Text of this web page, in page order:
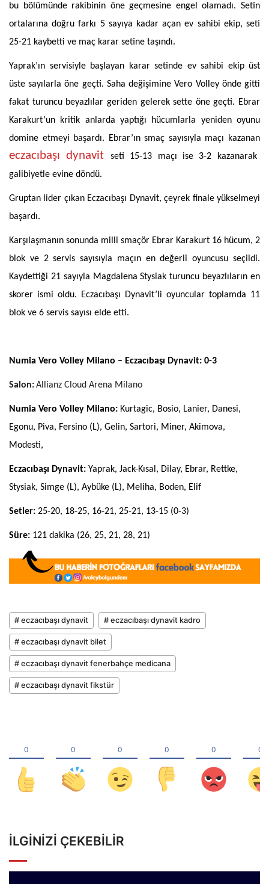
bu bölümünde rakibinin öne geçmesine engel olamadı. Setin
ortalarına doğru farkı 5 sayıya kadar açan ev sahibi ekip, seti
25-21 kaybetti ve maç karar setine taşındı.
Yaprak’ın servisiyle başlayan karar setinde ev sahibi ekip üst
üste sayılarla öne geçti. Saha değişimine Vero Volley önde gitti
fakat turuncu beyazlılar geriden gelerek sette öne geçti. Ebrar
Karakurt’un kritik anlarda yaptığı hücumlarla yeniden oyunu
domine etmeyi başardı. Ebrar’ın smaç sayısıyla maçı kazanan
eczacıbaşı dynavit
seti 15-13 maçı ise 3-2 kazanarak
galibiyetle evine döndü.
Gruptan lider çıkan Eczacıbaşı Dynavit, çeyrek finale yükselmeyi
başardı.
Karşılaşmanın sonunda milli smaçör Ebrar Karakurt 16 hücum, 2
blok ve 2 servis sayısıyla maçın en değerli oyuncusu seçildi.
Kaydettiği 21 sayıyla Magdalena Stysiak turuncu beyazlıların en
skorer ismi oldu. Eczacıbaşı Dynavit’li oyuncular toplamda 11
blok ve 6 servis sayısı elde etti.
Numia Vero Volley Milano – Eczacıbaşı Dynavit: 0-3
Salon:Allianz Cloud Arena Milano
Numia Vero Volley Milano: Kurtagic, Bosio, Lanier, Danesi,
Egonu, Piva, Fersino (L), Gelin, Sartori, Miner, Akimova,
Modesti,
Eczacıbaşı Dynavit: Yaprak, Jack-Kısal, Dilay, Ebrar, Rettke,
Stysiak, Simge (L), Aybüke (L), Meliha, Boden, Elif
Setler: 25-20, 18-25, 16-21, 25-21, 13-15 (0-3)
Süre: 121 dakika (26, 25, 21, 28, 21)
# eczacıbaşı dynavit # eczacıbaşı dynavit kadro
# eczacıbaşı dynavit bilet
# eczacıbaşı dynavit fenerbahçe medicana
# eczacıbaşı dynavit fikstür
İLGINIZI ÇEKEBILIR